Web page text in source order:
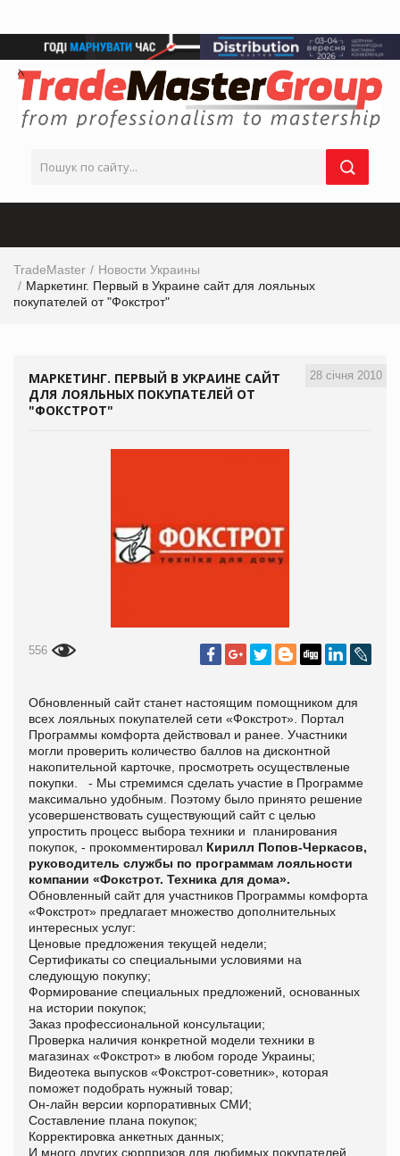
TradeMaster
Новости Украины
Маркетинг. Первый в Украине сайт для лояльных
покупателей от "Фокстрот"
28 січня 2010
МАРКЕТИНГ. ПЕРВЫЙ В УКРАИНЕ САЙТ
ДЛЯ ЛОЯЛЬНЫХ ПОКУПАТЕЛЕЙ ОТ
"ФОКСТРОТ"
556
Обновленный сайт станет настоящим помощником для
всех лояльных покупателей сети «Фокстрот». Портал
Программы комфорта действовал и ранее. Участники
могли проверить количество баллов на дисконтной
накопительной карточке, просмотреть осуществленые
покупки. - Мы стремимся сделать участие в Программе
максимально удобным. Поэтому было принято решение
усовершенствовать существующий сайт с целью
упростить процесс выбора техники и планирования
покупок, - прокомментировал Кирилл Попов-Черкасов,
руководитель службы по программам лояльности
компании «Фокстрот. Техника для дома».
Обновленный сайт для участников Программы комфорта
«Фокстрот» предлагает множество дополнительных
интересных услуг:
Ценовые предложения текущей недели;
Сертификаты со специальными условиями на
следующую покупку;
Формирование специальных предложений, основанных
на истории покупок;
Заказ профессиональной консультации;
Проверка наличия конкретной модели техники в
магазинах «Фокстрот» в любом городе Украины;
Видеотека выпусков «Фокстрот-советник», которая
поможет подобрать нужный товар;
Он-лайн версии корпоративных СМИ;
Составление плана покупок;
Корректировка анкетных данных;
И много других сюрпризов для любимых покупателей